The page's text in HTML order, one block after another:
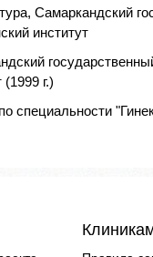
Самаркандский
институт
(1999 г.)
специальности